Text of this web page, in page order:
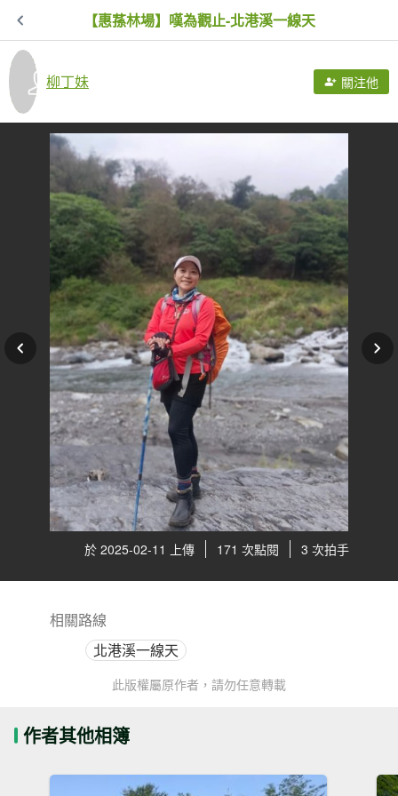
【惠蓀林場】嘆為觀止-北港溪一線天
柳丁妹 關注他
於 2025-02-11 上傳 171 次點閱 3 次拍手
相關路線
北港溪一線天
此版權屬原作者，請勿任意轉載
作者其他相簿